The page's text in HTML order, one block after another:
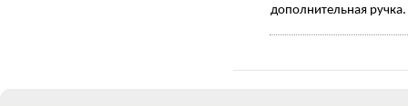
дополнительная ручка.